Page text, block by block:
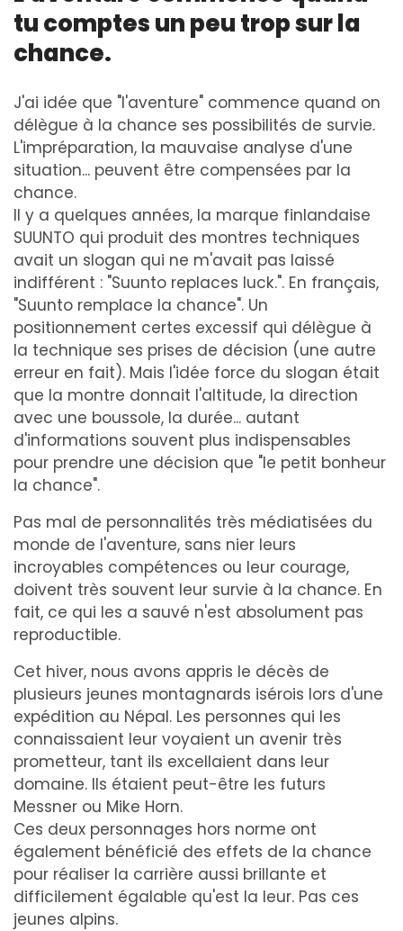
tu comptes un peu trop sur la
chance.
J'ai idée que "l'aventure" commence quand on
délègue à la chance ses possibilités de survie.
L'impréparation, la mauvaise analyse d'une
situation... peuvent être compensées par la
chance.
Il y a quelques années, la marque finlandaise
SUUNTO qui produit des montres techniques
avait un slogan qui ne m'avait pas laissé
indifférent : "Suunto replaces luck.". En français,
"Suunto remplace la chance". Un
positionnement certes excessif qui délègue à
la technique ses prises de décision (une autre
erreur en fait). Mais l'idée force du slogan était
que la montre donnait l'altitude, la direction
avec une boussole, la durée... autant
d'informations souvent plus indispensables
pour prendre une décision que "le petit bonheur
la chance".
Pas mal de personnalités très médiatisées du
monde de l'aventure, sans nier leurs
incroyables compétences ou leur courage,
doivent très souvent leur survie à la chance. En
fait, ce qui les a sauvé n'est absolument pas
reproductible.
Cet hiver, nous avons appris le décès de
plusieurs jeunes montagnards isérois lors d'une
expédition au Népal. Les personnes qui les
connaissaient leur voyaient un avenir très
prometteur, tant ils excellaient dans leur
domaine. Ils étaient peut-être les futurs
Messner ou Mike Horn.
Ces deux personnages hors norme ont
également bénéficié des effets de la chance
pour réaliser la carrière aussi brillante et
difficilement égalable qu'est la leur. Pas ces
jeunes alpins.